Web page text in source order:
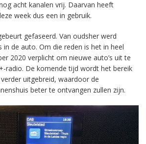
acht kanalen vrij. Daarvan heeft
week dus een in gebruik.
gefaseerd. Van oudsher werd
in de auto. Om die reden is het in heel
2020 verplicht om nieuwe auto’s uit te
radio. De komende tijd wordt het bereik
uitgebreid, waardoor de
beter te ontvangen zullen zijn.